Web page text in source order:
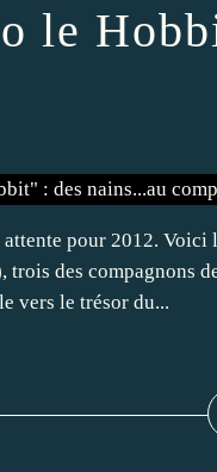
le
attente pour 2012.
trois des compagnons
vers le trésor du...